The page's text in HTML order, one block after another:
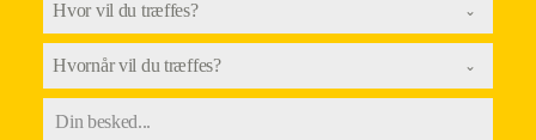
Hvor vil du træffes?
Hvornår vil du træffes?